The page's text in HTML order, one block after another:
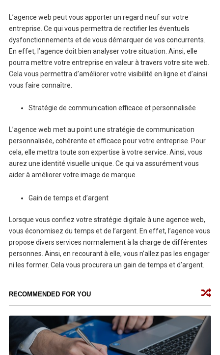
L’agence web peut vous apporter un regard neuf sur votre
entreprise. Ce qui vous permettra de rectifier les éventuels
dysfonctionnements et de vous démarquer de vos concurrents.
En effet, l’agence doit bien analyser votre situation. Ainsi, elle
pourra mettre votre entreprise en valeur à travers votre site web.
Cela vous permettra d’améliorer votre visibilité en ligne et d’ainsi
vous faire connaître.
Stratégie de communication efficace et personnalisée
L’agence web met au point une stratégie de communication
personnalisée, cohérente et efficace pour votre entreprise. Pour
cela, elle mettra toute son expertise à votre service. Ainsi, vous
aurez une identité visuelle unique. Ce qui va assurément vous
aider à améliorer votre image de marque.
Gain de temps et d’argent
Lorsque vous confiez votre stratégie digitale à une agence web,
vous économisez du temps et de l’argent. En effet, l’agence vous
propose divers services normalement à la charge de différentes
personnes. Ainsi, en recourant à elle, vous n’allez pas les engager
ni les former. Cela vous procurera un gain de temps et d’argent.
RECOMMENDED FOR YOU